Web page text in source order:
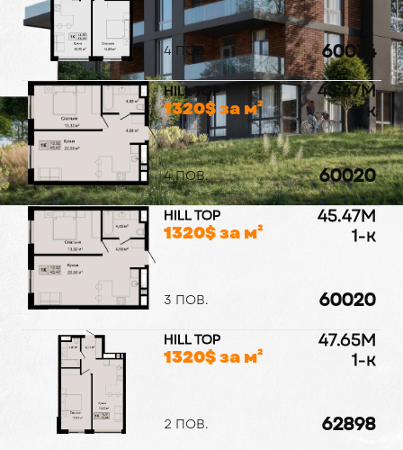
4 ПОВ. 60034
HILL TOP
1320$ за м²
45.47M
1-к
4 ПОВ. 60020
HILL TOP
1320$ за м²
45.47M
1-к
3 ПОВ. 60020
HILL TOP
1320$ за м²
47.65M
1-к
2 ПОВ. 62898